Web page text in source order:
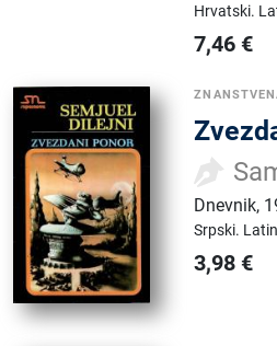
Hrvatski.
7,46 €
Dnevnik,
Srpski.
3,98 €